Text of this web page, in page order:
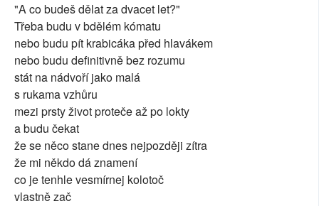
RUBRIKY
PLNÁ VERZE STRÁNEK
"A co budeš dělat za dvacet let?"
Třeba budu v bdělém kómatu
nebo budu pít krabicáka před hlavákem
nebo budu definitivně bez rozumu
stát na nádvoří jako malá
s rukama vzhůru
mezi prsty život proteče až po lokty
a budu čekat
že se něco stane dnes nejpozději zítra
že mi někdo dá znamení
co je tenhle vesmírnej kolotoč
vlastně zač